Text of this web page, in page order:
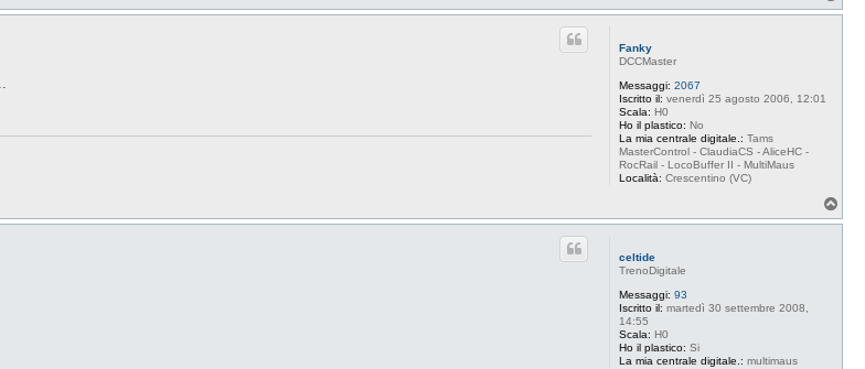
a
u
c
.
R
b
i
o
Fanky
DCCMaster
Messaggi: 2067
Iscritto il: venerdì 25 agosto 2006, 12:01
Scala: H0
Ho il plastico: No
La mia centrale digitale.: Tams
MasterControl - ClaudiaCS - AliceHC -
RocRail - LocoBuffer II - MultiMaus
Località: Crescentino (VC)
o
celtide
TrenoDigitale
Messaggi: 93
Iscritto il: martedì 30 settembre 2008,
14:55
Scala: H0
Ho il plastico: Si
La mia centrale digitale.: multimaus